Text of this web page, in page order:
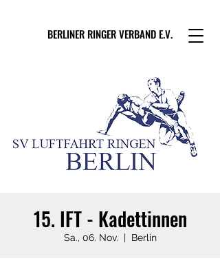
BERLINER RINGER VERBAND E.V.
15. IFT - Kadettinnen
Sa., 06. Nov.
  |
Berlin